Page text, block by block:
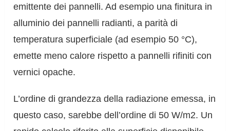
emittente dei pannelli. Ad esempio una finitura in
alluminio dei pannelli radianti, a parità di
temperatura superficiale (ad esempio 50 °C),
emette meno calore rispetto a pannelli rifiniti con
vernici opache.
L’ordine di grandezza della radiazione emessa, in
questo caso, sarebbe dell’ordine di 50 W/m2. Un